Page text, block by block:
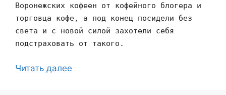
Воронежских кофеен от кофейного блогера и
торговца кофе, а под конец посидели без
света и с новой силой захотели себя
подстраховать от такого.
Читать далее